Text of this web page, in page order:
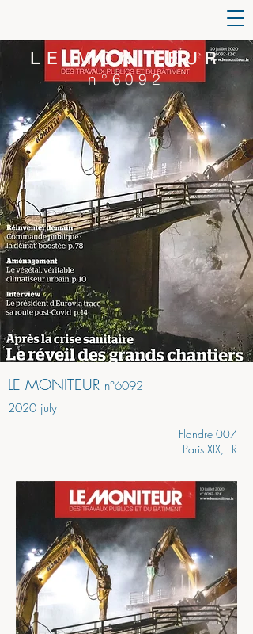
LE MONITEUR
n°6092
LE MONITEUR n°6092
2020 july
Flandre 007
Paris XIX, FR